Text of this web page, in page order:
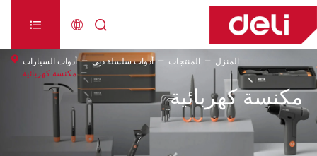



مكنسة كهربائية
المنزل المنتجات أدوات سلسلة ديي
أدوات السيارات
مكنسة كهربائية